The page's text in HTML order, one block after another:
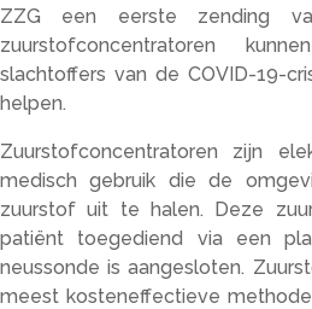
ZZG een eerste zending
zuurstofconcentratoren
slachtoffers van de COVID-19-
helpen.
Zuurstofconcentratoren zijn
medisch gebruik die de
zuurstof uit te halen. Deze
patiënt toegediend via een
neussonde is aangesloten.
meest kosteneffectieve